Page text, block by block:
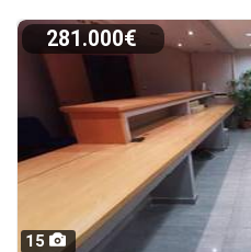
15
281.000€